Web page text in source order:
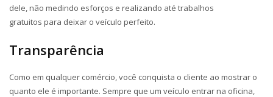
dele, não medindo esforços e realizando até trabalhos
gratuitos para deixar o veículo perfeito.
Transparência
Como em qualquer comércio, você conquista o cliente ao mostrar o
quanto ele é importante. Sempre que um veículo entrar na oficina,